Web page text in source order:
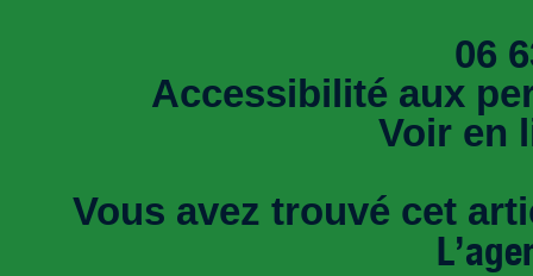
06
Accessibilité aux
Voir en
Vous avez trouvé cet